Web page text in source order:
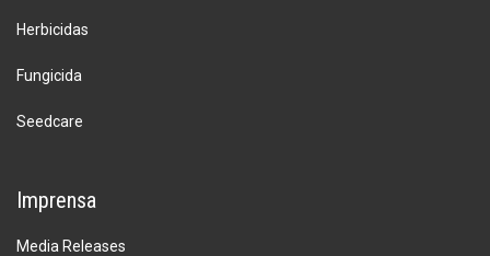
Herbicidas
Fungicida
Seedcare
Imprensa
Media Releases